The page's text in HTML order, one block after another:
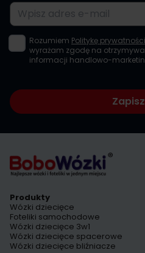
Adres e-mail
Rozumiem Politykę
wyrażam zgodę na
informacji handlowo-
Produkty
Wózki dziecięce
Foteliki samochodowe
Wózki dziecięce 3w1
Wózki dziecięce spacerowe
Wózki dziecięce bliźniacze